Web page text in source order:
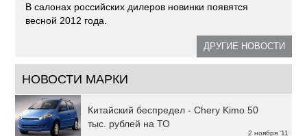
В салонах российских дилеров новинки появятся
весной 2012 года.
ДРУГИЕ НОВОСТИ
НОВОСТИ МАРКИ
2 ноября '11
Китайский беспредел - Chery Kimo 50
тыс. рублей на ТО